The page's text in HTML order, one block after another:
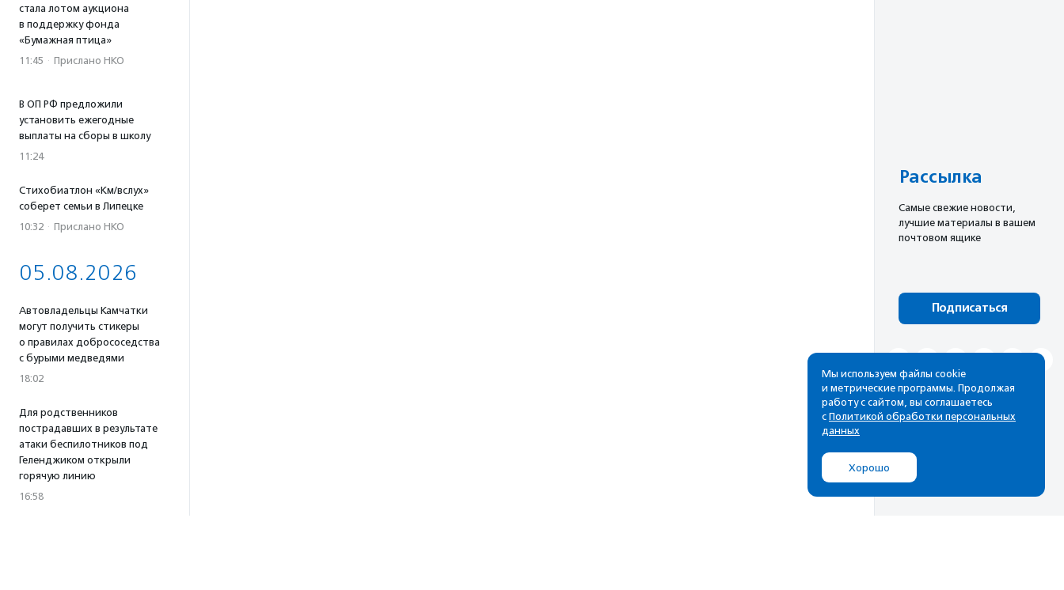
стала лотом аукциона
в поддержку фонда
«Бумажная птица»
11:45 · Прислано НКО
В ОП РФ предложили
установить ежегодные
выплаты на сборы в школу
11:24
Стихобиатлон «Км/вслух»
соберет семьи в Липецке
10:32 · Прислано НКО
05.08.2026
Автовладельцы Камчатки
могут получить стикеры
о правилах добрососедства
с бурыми медведями
18:02
Для родственников
пострадавших в результате
атаки беспилотников под
Геленджиком открыли
горячую линию
16:58
Рассылка
Cамые свежие новости,
лучшие материалы в вашем
почтовом ящике
Подписаться
Мы используем файлы cookie
и метрические программы. Продолжая
работу с сайтом, вы соглашаетесь
с Политикой обработки персональных
данных
Хорошо